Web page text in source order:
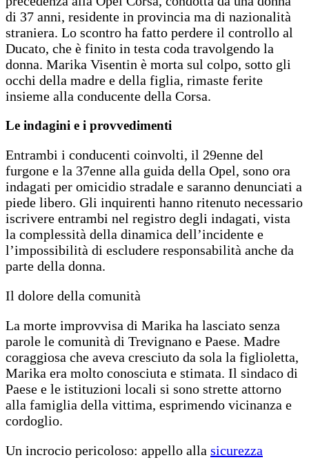
di 37 anni, residente in provincia ma di nazionalità
straniera. Lo scontro ha fatto perdere il controllo al
Ducato, che è finito in testa coda travolgendo la
donna. Marika Visentin è morta sul colpo, sotto gli
occhi della madre e della figlia, rimaste ferite
insieme alla conducente della Corsa.
Le indagini e i provvedimenti
Entrambi i conducenti coinvolti, il 29enne del
furgone e la 37enne alla guida della Opel, sono ora
indagati per omicidio stradale e saranno denunciati a
piede libero. Gli inquirenti hanno ritenuto necessario
iscrivere entrambi nel registro degli indagati, vista
la complessità della dinamica dell’incidente e
l’impossibilità di escludere responsabilità anche da
parte della donna.
Il dolore della comunità
La morte improvvisa di Marika ha lasciato senza
parole le comunità di Trevignano e Paese. Madre
coraggiosa che aveva cresciuto da sola la figlioletta,
Marika era molto conosciuta e stimata. Il sindaco di
Paese e le istituzioni locali si sono strette attorno
alla famiglia della vittima, esprimendo vicinanza e
cordoglio.
Un incrocio pericoloso: appello alla sicurezza